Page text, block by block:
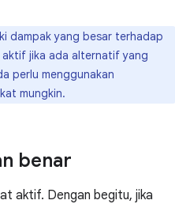
dampak yang besar terhadap
jika ada alternatif yang
perlu menggunakan
mungkin.
benar
aktif. Dengan begitu, jika